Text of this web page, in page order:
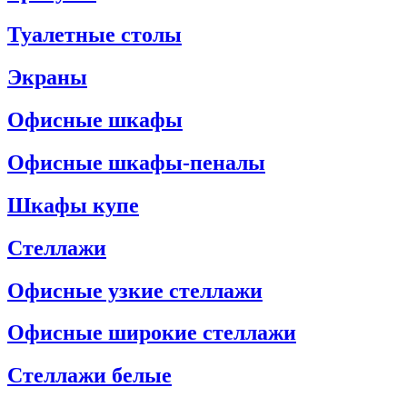
Туалетные столы
Экраны
Офисные шкафы
Офисные шкафы-пеналы
Шкафы купе
Стеллажи
Офисные узкие стеллажи
Офисные широкие стеллажи
Стеллажи белые